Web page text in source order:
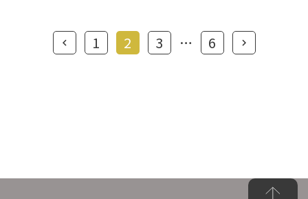
1 2 3 … 6